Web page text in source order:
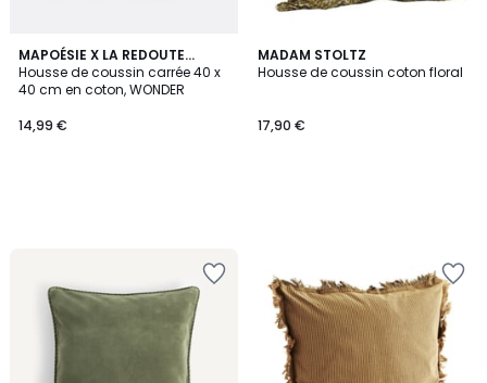
MAPOÉSIE X LA REDOUTE
INTÉRIEURS
Housse de coussin carrée 40 x
40 cm en coton, WONDER
14,99 €
MADAM STOLTZ
Housse de coussin coton floral
17,90 €